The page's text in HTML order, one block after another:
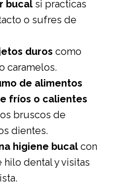
bucalsi practicas
o sufres de
duros como
caramelos.
de alimentos
fríos o calientes
bruscos de
dientes.
higiene bucalcon
dental y visitas